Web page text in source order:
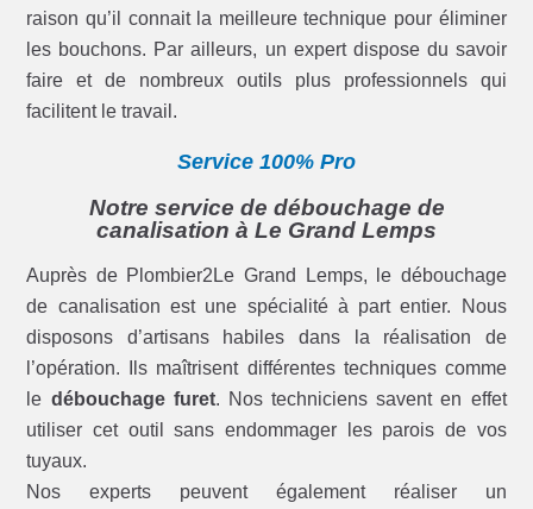
raison qu’il connait la meilleure technique pour éliminer
les bouchons. Par ailleurs, un expert dispose du savoir
faire et de nombreux outils plus professionnels qui
facilitent le travail.
Service 100% Pro
Notre service de débouchage de
canalisation à Le Grand Lemps
Auprès de Plombier2Le Grand Lemps, le débouchage
de canalisation est une spécialité à part entier. Nous
disposons d’artisans habiles dans la réalisation de
l’opération. Ils maîtrisent différentes techniques comme
le débouchage furet. Nos techniciens savent en effet
utiliser cet outil sans endommager les parois de vos
tuyaux.
Nos experts peuvent également réaliser un